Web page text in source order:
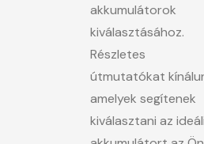
akkumulátorok
kiválasztásához.
Részletes
útmutatókat
amelyek segítenek
kiválasztani az